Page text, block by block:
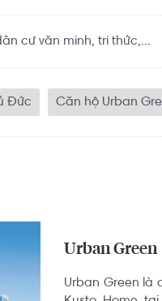
cư văn minh, tri thức,...
Đức Căn hộ Urban
Urban Green
Urban Green là